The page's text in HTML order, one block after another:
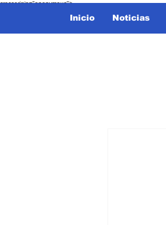
crossorigin="anonymous">
Inicio Noticias